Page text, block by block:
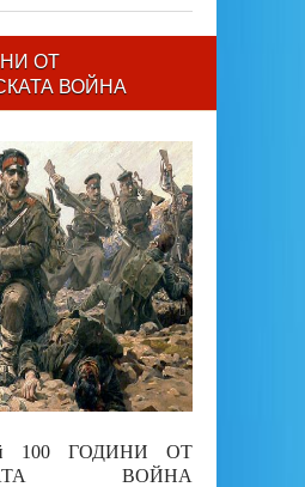
ОТ
ВОЙНА
100 ГОДИНИ ОТ
ВОЙНА